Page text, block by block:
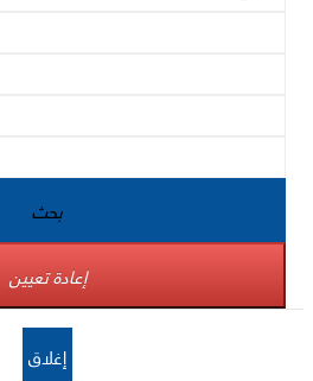
بحث
إعادة تعيين
إغلاق